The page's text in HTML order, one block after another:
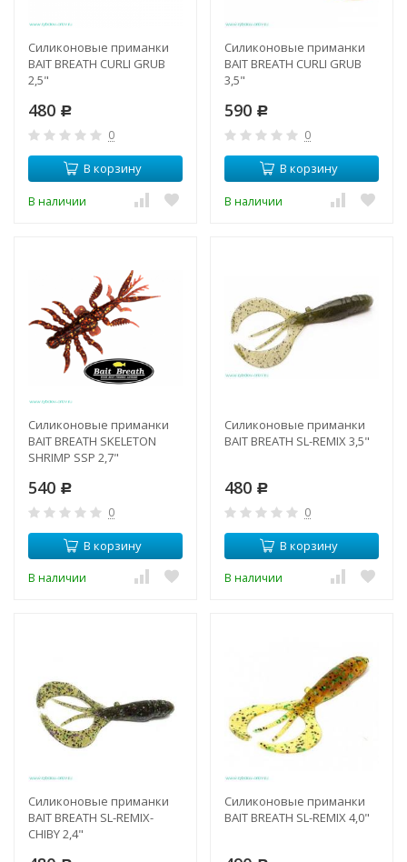
Силиконовые приманки
BAIT BREATH CURLI GRUB
2,5"
480 Р
0
В корзину
В наличии
Силиконовые приманки
BAIT BREATH CURLI GRUB
3,5"
590 Р
0
В корзину
В наличии
Силиконовые приманки
BAIT BREATH SKELETON
SHRIMP SSP 2,7"
540 Р
0
В корзину
В наличии
Силиконовые приманки
BAIT BREATH SL-REMIX 3,5"
480 Р
0
В корзину
В наличии
Силиконовые приманки
BAIT BREATH SL-REMIX-
CHIBY 2,4"
Силиконовые приманки
BAIT BREATH SL-REMIX 4,0"